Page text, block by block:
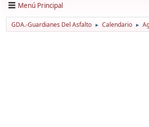
Menú Principal
GDA.-Guardianes Del Asfalto ► Calendario ►